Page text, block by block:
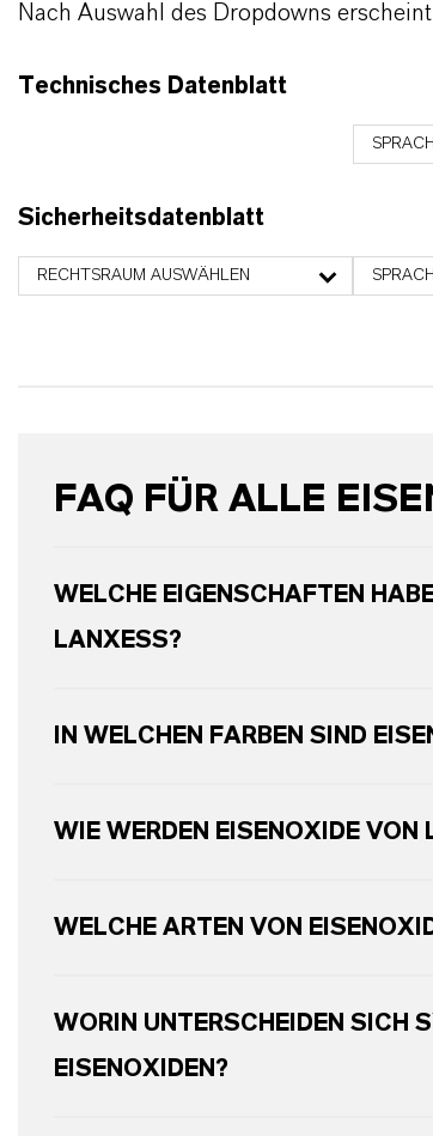
Nach Auswahl des Dropdowns
Technisches Datenblatt
Sicherheitsdatenblatt
RECHTSRAUM AUSWÄHLEN
FAQ FÜR ALLE
WELCHE EIGENSCHAFTEN
LANXESS?
IN WELCHEN FARBEN SIND
WIE WERDEN EISENOXIDE VON
WELCHE ARTEN VON
WORIN UNTERSCHEIDEN SICH
EISENOXIDEN?